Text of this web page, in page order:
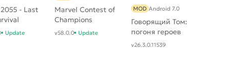
- Last
Update
Marvel Contest of
Champions
v58.0.0 Update
Говорящий Том:
погоня героев
MOD Android 7.0
v26.3.0.11539